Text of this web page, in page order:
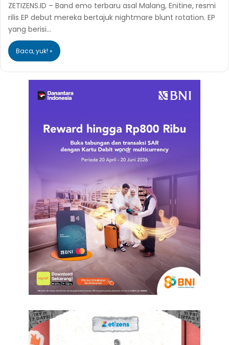
ZETIZENS.ID – Band emo terbaru asal Malang, Enitine, resmi
rilis EP debut mereka bertajuk nightmare blunt rotation. EP
yang berisi…
Baca, yuk! »